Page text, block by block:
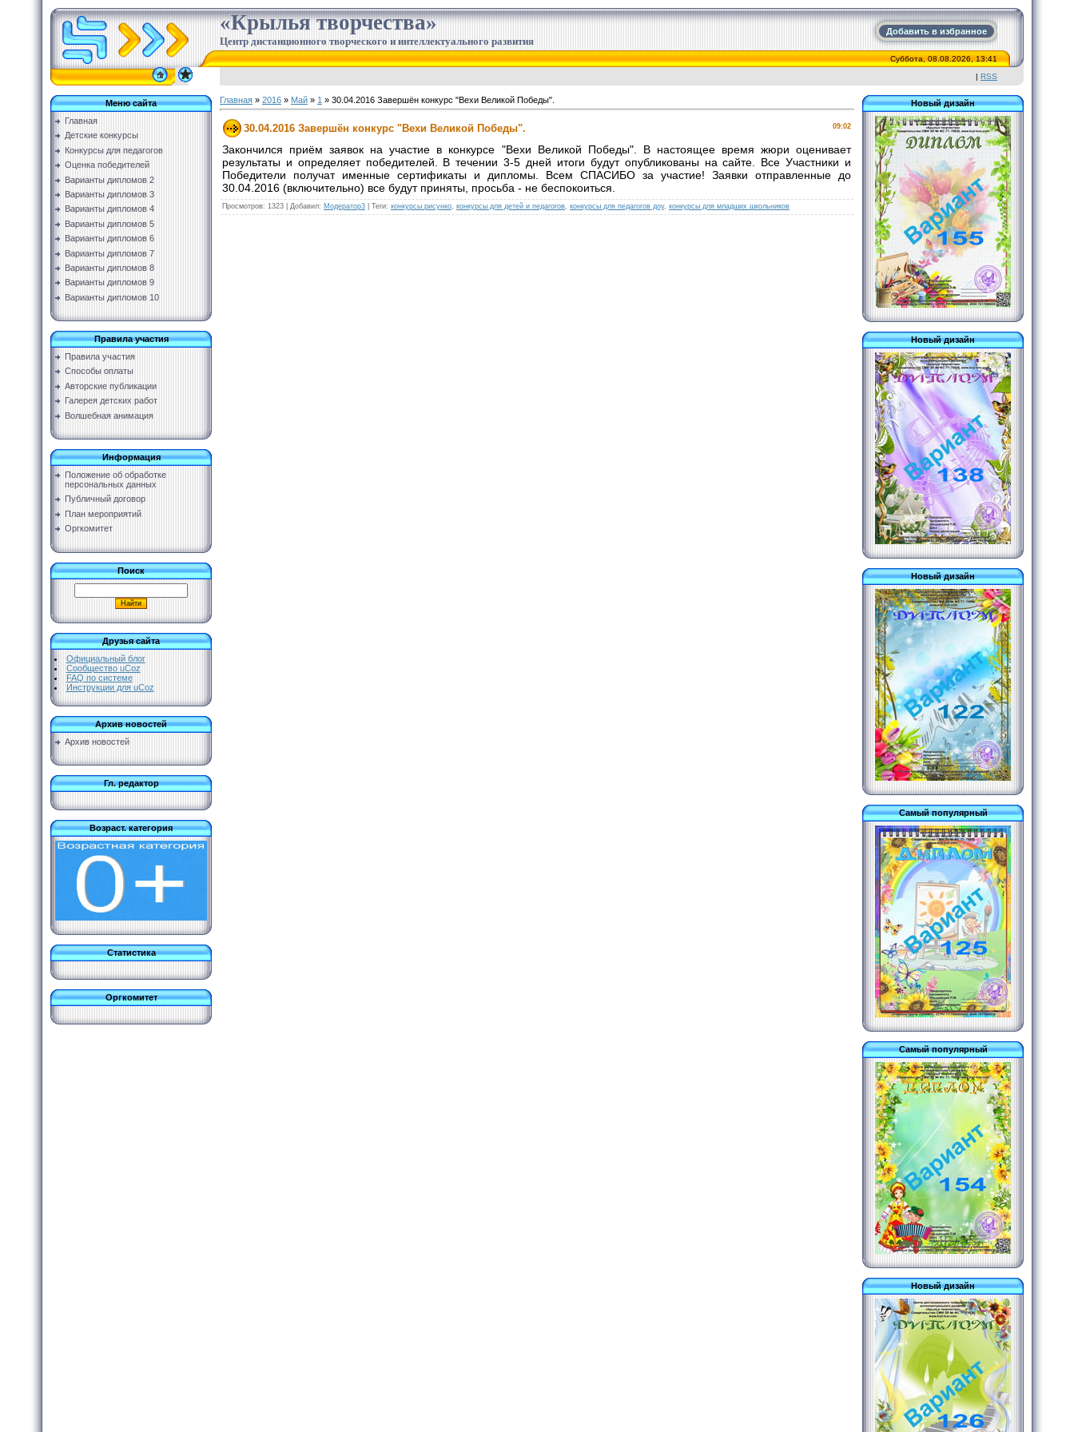
Добавить в избранное
«Крылья творчества»
Центр дистанционного творческого и интеллектуального развития
Суббота, 08.08.2026, 13:41
| RSS
Меню сайта
Главная
Детские конкурсы
Конкурсы для педагогов
Оценка победителей
Варианты дипломов 2
Варианты дипломов 3
Варианты дипломов 4
Варианты дипломов 5
Варианты дипломов 6
Варианты дипломов 7
Варианты дипломов 8
Варианты дипломов 9
Варианты дипломов 10
Правила участия
Правила участия
Способы оплаты
Авторские публикации
Галерея детских работ
Волшебная анимация
Информация
Положение об обработке
персональных данных
Публичный договор
План мероприятий
Оргкомитет
Поиск
Друзья сайта
Официальный блог
Сообщество uCoz
FAQ по системе
Инструкции для uCoz
Архив новостей
Архив новостей
Гл. редактор
Возраст. категория
Статистика
Оргкомитет
Главная » 2016 » Май » 1 » 30.04.2016 Завершён конкурс "Вехи Великой Победы".
09:02
30.04.2016 Завершён конкурс "Вехи Великой Победы".
Закончился приём заявок на участие в конкурсе "Вехи Великой Победы". В настоящее время жюри оценивает
результаты и определяет победителей. В течении 3-5 дней итоги будут опубликованы на сайте. Все Участники и
Победители получат именные сертификаты и дипломы. Всем СПАСИБО за участие! Заявки отправленные до
30.04.2016 (включительно) все будут приняты, просьба - не беспокоиться.
Просмотров: 1323 Добавил: Модератор3 Теги: конкурсы рисунко конкурсы для детей и педагогов конкурсы для педагогов доу, конкурсы для младших школьников
Новый дизайн
Новый дизайн
Новый дизайн
Самый популярный
Самый популярный
Новый дизайн